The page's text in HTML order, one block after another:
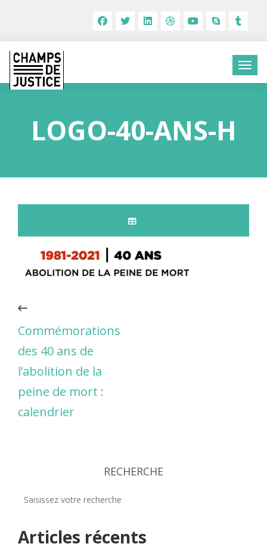
LOGO-40-ANS-H
Commémorations
des 40 ans de
l’abolition de la
peine de mort :
calendrier
RECHERCHE
Articles récents